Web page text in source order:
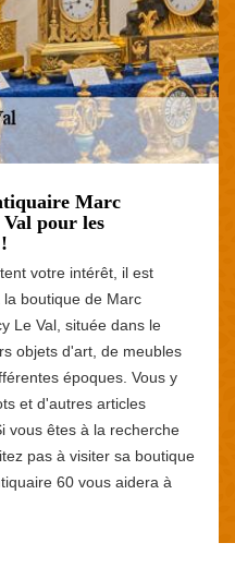
Marc
pour les
votre intérêt, il est
boutique de Marc
Le Val, située dans le
objets d'art, de meubles
époques. Vous y
et d'autres articles
vous êtes à la recherche
pas à visiter sa boutique
60 vous aidera à